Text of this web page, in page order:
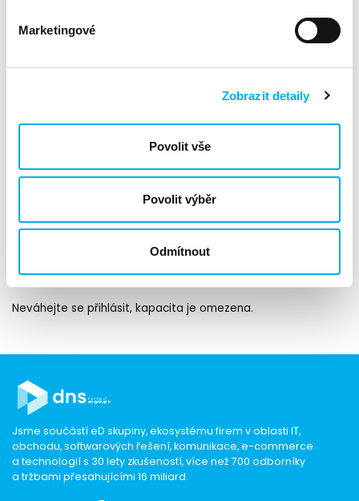
Marketingové
Zobrazit detaily
Povolit vše
Povolit výběr
Odmítnout
SSL VPN
Routing
IPsec VPN
Diagnostics
Těší se na vás naši certifikovaní lektoři Lukáš Dohnal (NSE1,
NSE3, NSE4, NSE7).
Neváhejte se přihlásit, kapacita je omezena.
Jsme součástí eD skupiny, ekosystému firem v oblasti IT,
obchodu, softwarových řešení, komunikace, e-commerce
a technologií s 30 lety zkušeností, více než 700 odborníky
a tržbami přesahujícími 16 miliard.